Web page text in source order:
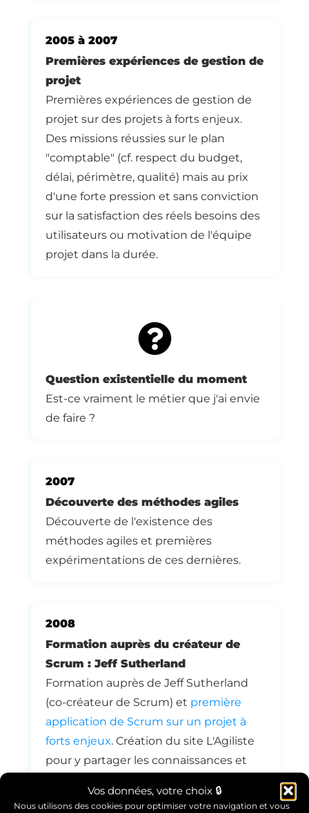
Vos données, votre choix 🔒
Nous utilisons des cookies pour optimiser votre navigation et vous
2005 à 2007
Premières expériences de gestion de
projet
Premières expériences de gestion de
projet sur des projets à forts enjeux.
Des missions réussies sur le plan
"comptable" (cf. respect du budget,
délai, périmètre, qualité) mais au prix
d'une forte pression et sans conviction
sur la satisfaction des réels besoins des
utilisateurs ou motivation de l'équipe
projet dans la durée.
Question existentielle du moment
Est-ce vraiment le métier que j'ai envie
de faire ?
2007
Découverte des méthodes agiles
Découverte de l'existence des
méthodes agiles et premières
expérimentations de ces dernières.
2008
Formation auprès du créateur de
Scrum : Jeff Sutherland
Formation auprès de Jeff Sutherland
(co-créateur de Scrum) et première
application de Scrum sur un projet à
forts enjeux. Création du site L'Agiliste
pour y partager les connaissances et